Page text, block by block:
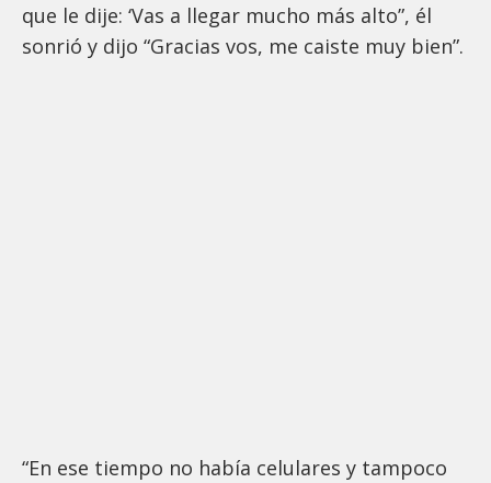
que le dije: ‘Vas a llegar mucho más alto”, él
sonrió y dijo “Gracias vos, me caiste muy bien”.
“En ese tiempo no había celulares y tampoco